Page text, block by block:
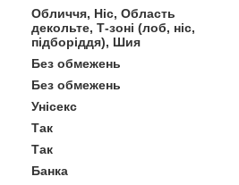
Обличчя, Ніс, Область
декольте, Т-зоні (лоб, ніс,
підборіддя), Шия
Без обмежень
Без обмежень
Унісекс
Так
Так
Банка